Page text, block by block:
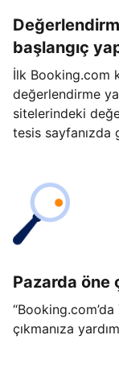
başlangıç
İlk Booking.com
değerlendirme
sitelerindeki
tesis sayfanızda
Pazarda öne
çıkmanıza